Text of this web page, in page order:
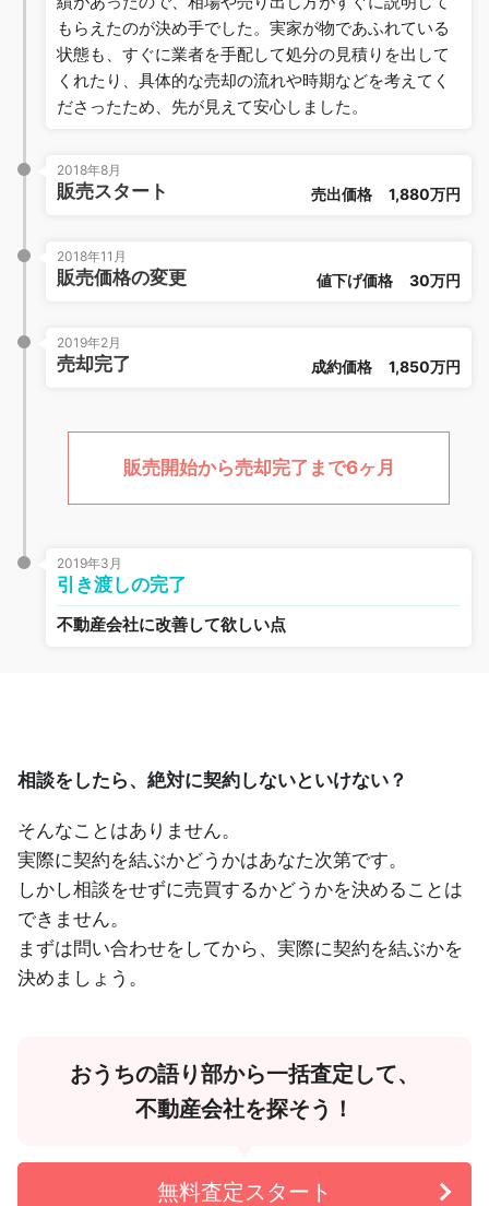
もらえたのが決め手でした。実家が物であふれている
状態も、すぐに業者を手配して処分の見積りを出して
くれたり、具体的な売却の流れや時期などを考えてく
ださったため、先が見えて安心しました。
2018年8月
販売スタート 売出価格 1,880万円
2018年11月
販売価格の変更 値下げ価格 30万円
2019年2月
売却完了 成約価格 1,850万円
販売開始から売却完了まで6ヶ月
2019年3月
引き渡しの完了
不動産会社に改善して欲しい点
相談をしたら、絶対に契約しないといけない？
そんなことはありません。
実際に契約を結ぶかどうかはあなた次第です。
しかし相談をせずに売買するかどうかを決めることは
できません。
まずは問い合わせをしてから、実際に契約を結ぶかを
決めましょう。
おうちの語り部から一括査定して、
不動産会社を探そう！
無料査定スタート